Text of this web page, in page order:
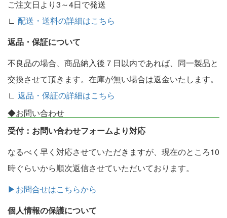
ご注文日より3～4日で発送
∟ 配送・送料の詳細はこちら
返品・保証について
不良品の場合、商品納入後７日以内であれば、同一製品と
交換させて頂きます。在庫が無い場合は返金いたします。
∟ 返品・保証の詳細はこちら
◆お問い合わせ
受付：お問い合わせフォームより対応
なるべく早く対応させていただきますが、現在のところ10
時ぐらいから順次返信させていただいております。
▶お問合せはこちらから
個人情報の保護について